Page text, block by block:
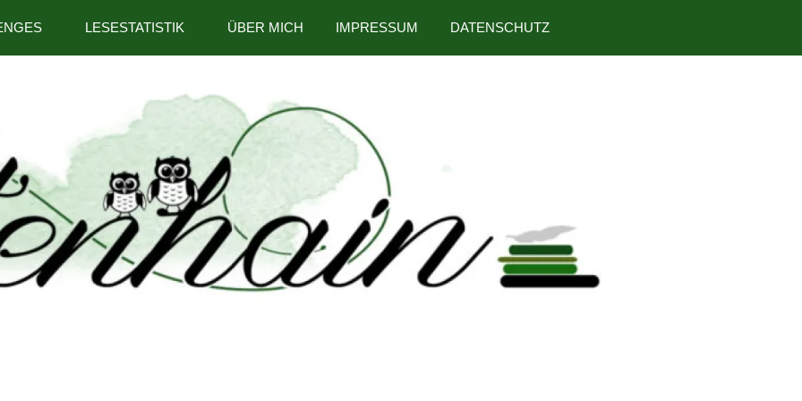
LESESTATISTIK ÜBER MICH IMPRESSUM DATENSCHUTZ